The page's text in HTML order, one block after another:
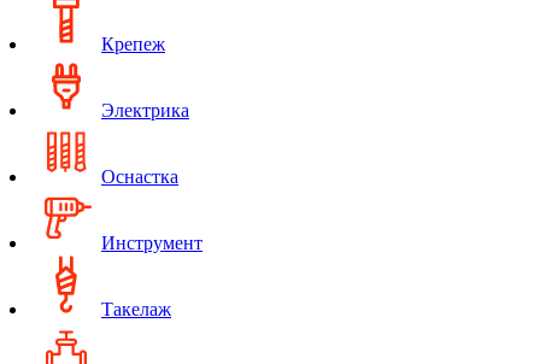
Крепеж
Электрика
Оснастка
Инструмент
Такелаж